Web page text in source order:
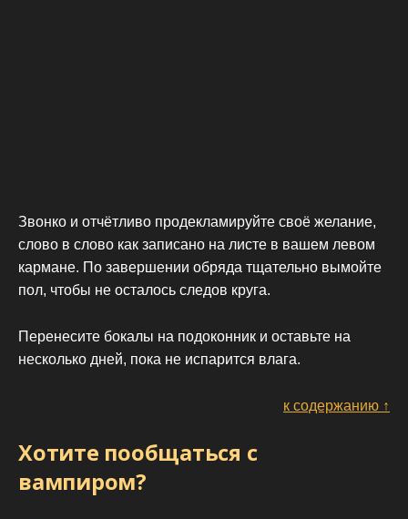
Звонко и отчётливо продекламируйте своё желание,
слово в слово как записано на листе в вашем левом
кармане. По завершении обряда тщательно вымойте
пол, чтобы не осталось следов круга.
Перенесите бокалы на подоконник и оставьте на
несколько дней, пока не испарится влага.
к содержанию ↑
Хотите пообщаться с
вампиром?